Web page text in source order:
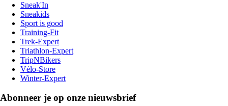
Sneak'In
Sneakids
Sport is good
Training-Fit
Trek-Expert
Triathlon-Expert
TripNBikers
Vélo-Store
Winter-Expert
Abonneer je op onze nieuwsbrief